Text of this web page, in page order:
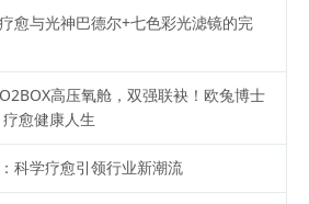
愈与光神巴德尔+七色彩光滤镜的完
高压氧舱，双强联袂！欧兔博士
愈健康人生
科学疗愈引领行业新潮流